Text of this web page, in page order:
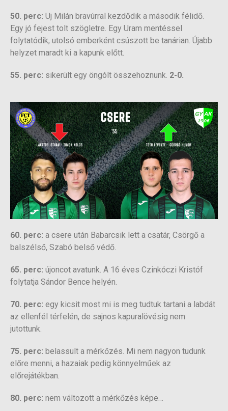
50. perc: Uj Milán bravúrral kezdődik a második félidő.
Egy jó fejest tolt szögletre. Egy Uram mentéssel
folytatódik, utolsó emberként csúszott be tanárian. Újabb
helyzet maradt ki a kapunk előtt.
55. perc: sikerült egy öngólt összehoznunk. 2-0.
60. perc: a csere után Babarcsik lett a csatár, Csörgő a
balszélső, Szabó belső védő.
65. perc: újoncot avatunk. A 16 éves Czinkóczi Kristóf
folytatja Sándor Bence helyén.
70. perc: egy kicsit most mi is meg tudtuk tartani a labdát
az ellenfél térfelén, de sajnos kapuralövésig nem
jutottunk.
75. perc: belassult a mérkőzés. Mi nem nagyon tudunk
előre menni, a hazaiak pedig könnyelműek az
előrejátékban.
80. perc: nem változott a mérkőzés képe…